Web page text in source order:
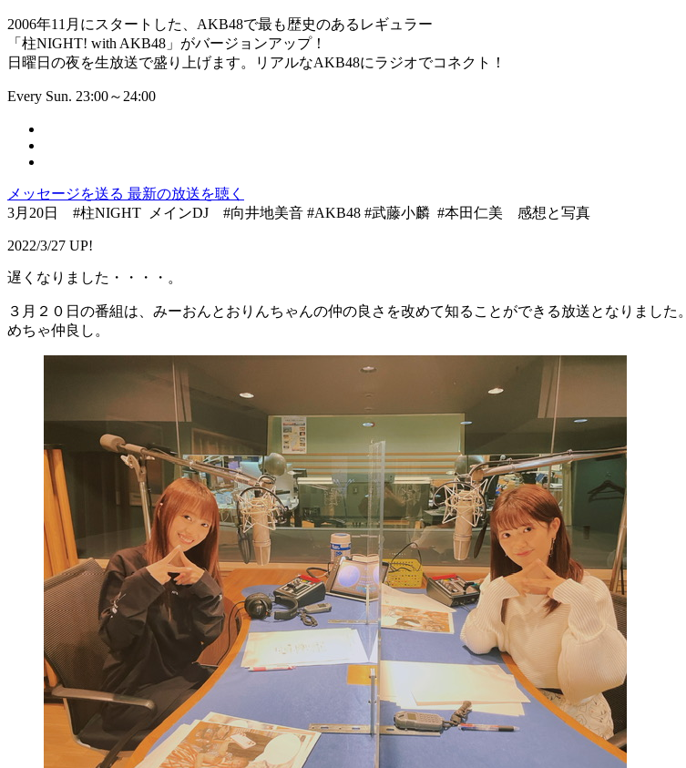
2006年11月にスタートした、AKB48で最も歴史のあるレギュラー
「柱NIGHT! with AKB48」がバージョンアップ！
日曜日の夜を生放送で盛り上げます。リアルなAKB48にラジオでコネクト！
Every Sun. 23:00～24:00
メッセージを送る 最新の放送を聴く
3月20日 #柱NIGHT メインDJ #向井地美音 #AKB48 #武藤小麟 #本田仁美 感想と写真
2022/3/27 UP!
遅くなりました・・・・。
３月２０日の番組は、みーおんとおりんちゃんの仲の良さを改めて知ることができる放送となりました。
めちゃ仲良し。